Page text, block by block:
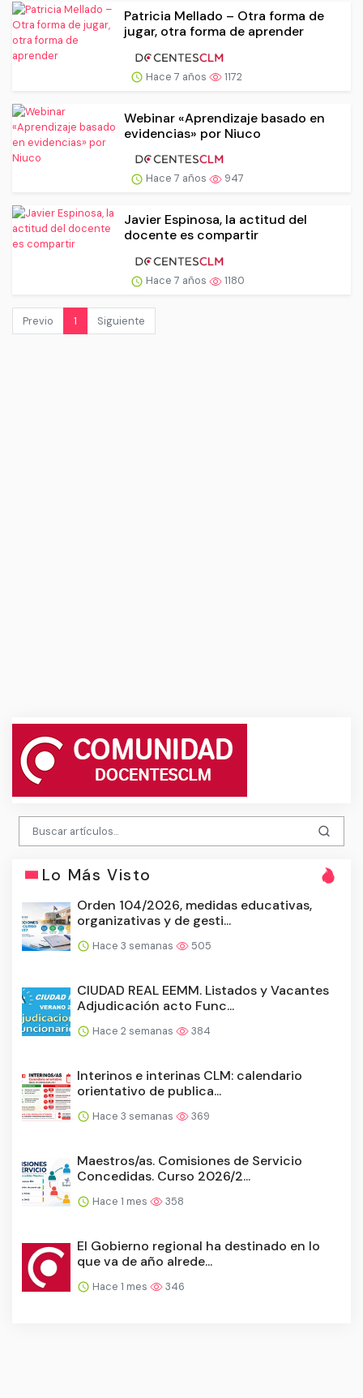
Patricia Mellado – Otra forma de
jugar, otra forma de aprender
Hace 7 años 1172
Webinar «Aprendizaje basado en
evidencias» por Niuco
Hace 7 años 947
Javier Espinosa, la actitud del
docente es compartir
Hace 7 años 1180
Previo 1 Siguiente
Lo Más Visto
Orden 104/2026, medidas educativas,
organizativas y de gesti...
Hace 3 semanas 505
CIUDAD REAL EEMM. Listados y Vacantes
Adjudicación acto Func...
Hace 2 semanas 384
Interinos e interinas CLM: calendario
orientativo de publica...
Hace 3 semanas 369
Maestros/as. Comisiones de Servicio
Concedidas. Curso 2026/2...
Hace 1 mes 358
El Gobierno regional ha destinado en lo
que va de año alrede...
Hace 1 mes 346